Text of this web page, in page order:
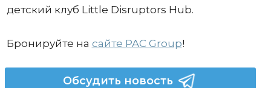
детский клуб Little Disruptors Hub.
Бронируйте на сайте PAC Group!
Обсудить новость